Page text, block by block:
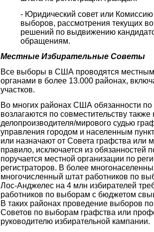
- Юридический совет или Комиссию
выборов, рассмотрения текущих
решений по выдвижению
обращениям.
Местные Избирательные Советы
Все выборы в США проводятся
органами в более 13.000 районах,
участков.
Во многих районах США обязанности
возлагаются по совместительству также
делопроизводителя/мирового судью
управления городом и населенным
или назначают от Совета графства или
правило, исключается из обязанностей
поручается местной организации по
регистраторов. В более
многочисленный штат работников по
Лос-Анджелес на 4 млн избирателей
работников по выборам с бюджетом
В таких районах проведение выборов
Советов по выборам графства или
руководителю избирательной кампании.